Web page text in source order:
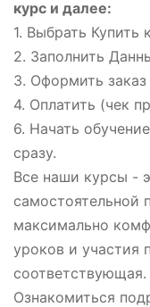
курс и далее:
1. Выбрать Купить
2. Заполнить
3. Оформить заказ
4. Оплатить (чек
6. Начать
сразу.
Все наши курсы -
самостоятельной
максимально
уроков и участия
соответствующая.
Ознакомиться